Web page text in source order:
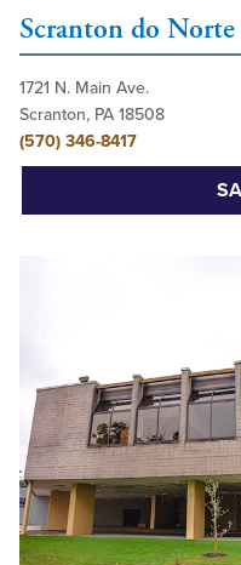
Scranton do Norte
1721 N. Main Ave.
Scranton, PA 18508
(570) 346-8417